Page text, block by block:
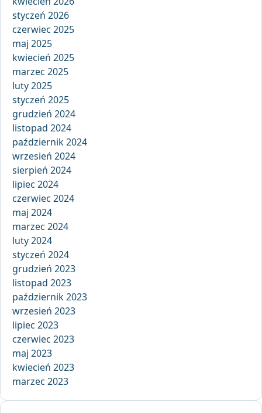
styczeń 2026
czerwiec 2025
maj 2025
kwiecień 2025
marzec 2025
luty 2025
styczeń 2025
grudzień 2024
listopad 2024
październik 2024
wrzesień 2024
sierpień 2024
lipiec 2024
czerwiec 2024
maj 2024
marzec 2024
luty 2024
styczeń 2024
grudzień 2023
listopad 2023
październik 2023
wrzesień 2023
lipiec 2023
czerwiec 2023
maj 2023
kwiecień 2023
marzec 2023